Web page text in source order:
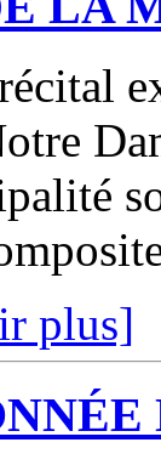
plus]